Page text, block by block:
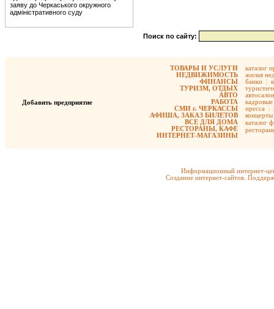
заяву до Черкаського окружного
адміністративного суду
Поиск по сайту:
Добавить предприятие
ТОВАРЫ И УСЛУГИ
НЕДВИЖИМОСТЬ
ФИНАНСЫ
ТУРИЗМ, ОТДЫХ
АВТО
РАБОТА
СМИ г. ЧЕРКАССЫ
АФИША, ЗАКАЗ БИЛЕТОВ
ВСЕ ДЛЯ ДОМА
РЕСТОРАНЫ, КАФЕ
ИНТЕРНЕТ-МАГАЗИНЫ
каталог
жилая
банки |
кадровые
пресса |
концерты
каталог
Информационный интернет-
Создание интернет-сайтов.